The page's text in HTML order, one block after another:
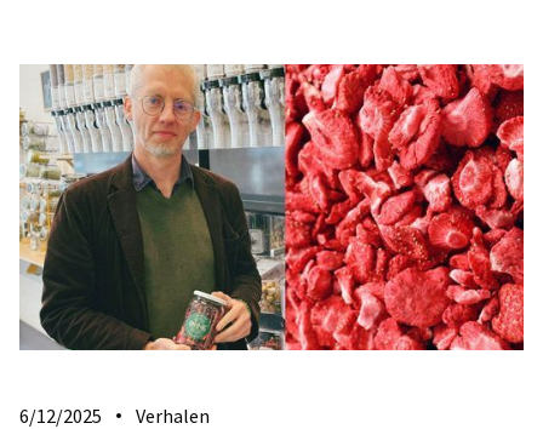
6/12/2025 Verhalen